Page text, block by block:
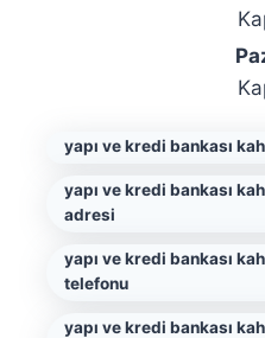
yapı ve kredi bankası
yapı ve kredi bankası
adresi
yapı ve kredi bankası
telefonu
yapı ve kredi bankası